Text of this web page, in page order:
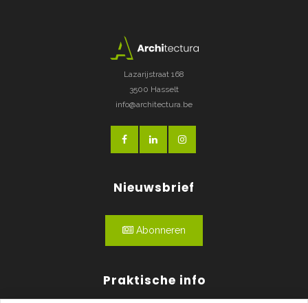
Lazarijstraat 168
3500 Hasselt
info@architectura.be
Nieuwsbrief
Abonneren
Praktische info